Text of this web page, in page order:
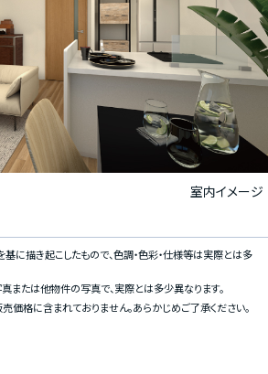
室内イメージ
に描き起こしたもので、色調・色彩・仕様等は実際とは多
たは他物件の写真で、実際とは多少異なります。
価格に含まれておりません。あらかじめご了承ください。